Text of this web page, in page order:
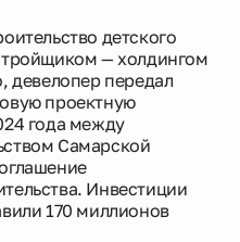
детского
— холдингом
девелопер передал
проектную
года между
Самарской
Инвестиции
170 миллионов